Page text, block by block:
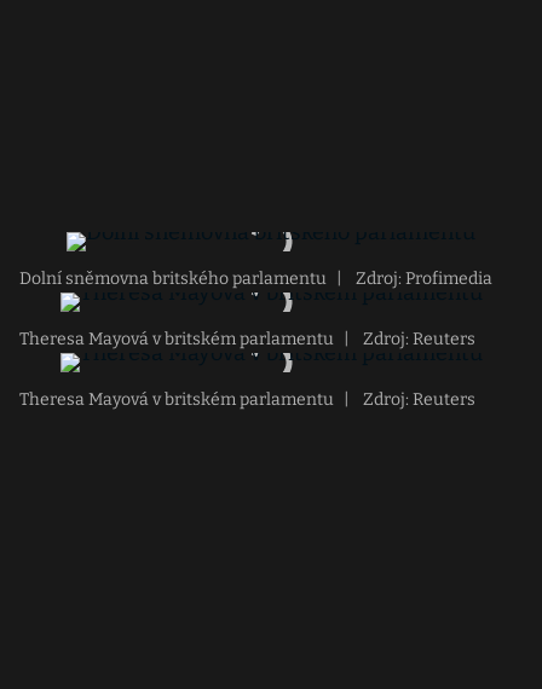
Dolní sněmovna britského parlamentu Zdroj: Profimedia
Theresa Mayová v britském parlamentu Zdroj: Reuters
Theresa Mayová v britském parlamentu Zdroj: Reuters